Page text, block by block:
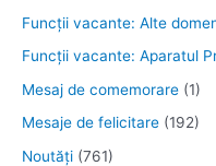
Funcţii vacante: Alte
Funcții vacante: Aparatul
Mesaj de comemorare (1)
Mesaje de felicitare (192)
Noutăţi (761)